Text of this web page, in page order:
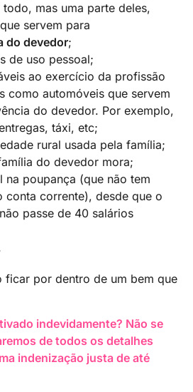
mas uma parte deles,
servem para
do devedor;
de uso pessoal;
ao exercício da profissão
como automóveis que servem
do devedor. Por exemplo,
táxi, etc;
rural usada pela família;
do devedor mora;
na poupança (que não tem
conta corrente), desde que o
passe de 40 salários
ficar por dentro de um bem que
indevidamente? Não se
de todos os detalhes
indenização justa de até